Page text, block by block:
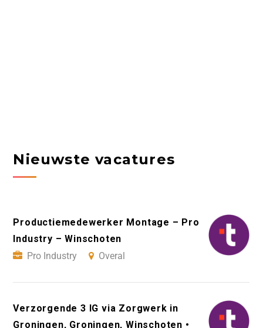
Nieuwste vacatures
Productiemedewerker Montage – Pro
Industry – Winschoten
Pro Industry
Overal
Verzorgende 3 IG via Zorgwerk in
Groningen, Groningen, Winschoten •